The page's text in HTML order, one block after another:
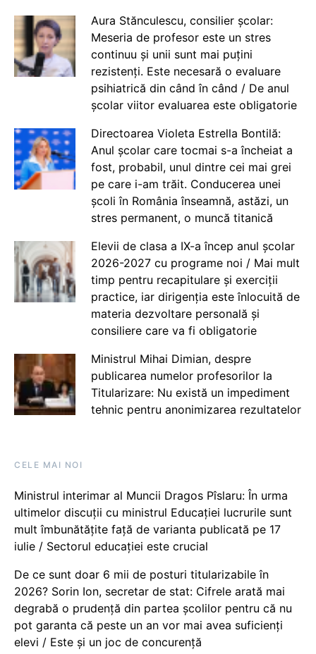
Aura Stănculescu, consilier școlar:
Meseria de profesor este un stres
continuu și unii sunt mai puțini
rezistenți. Este necesară o evaluare
psihiatrică din când în când / De anul
școlar viitor evaluarea este obligatorie
Directoarea Violeta Estrella Bontilă:
Anul școlar care tocmai s-a încheiat a
fost, probabil, unul dintre cei mai grei
pe care i-am trăit. Conducerea unei
școli în România înseamnă, astăzi, un
stres permanent, o muncă titanică
Elevii de clasa a IX-a încep anul școlar
2026-2027 cu programe noi / Mai mult
timp pentru recapitulare și exerciții
practice, iar dirigenția este înlocuită de
materia dezvoltare personală și
consiliere care va fi obligatorie
Ministrul Mihai Dimian, despre
publicarea numelor profesorilor la
Titularizare: Nu există un impediment
tehnic pentru anonimizarea rezultatelor
CELE MAI NOI
Ministrul interimar al Muncii Dragos Pîslaru: În urma
ultimelor discuții cu ministrul Educației lucrurile sunt
mult îmbunătățite față de varianta publicată pe 17
iulie / Sectorul educației este crucial
De ce sunt doar 6 mii de posturi titularizabile în
2026? Sorin Ion, secretar de stat: Cifrele arată mai
degrabă o prudență din partea școlilor pentru că nu
pot garanta că peste un an vor mai avea suficienți
elevi / Este și un joc de concurență